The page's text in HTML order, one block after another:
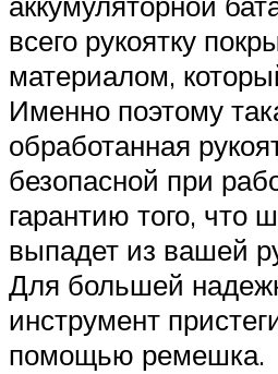
всего рукоятку
материалом,
Именно поэтому
обработанная
безопасной при
гарантию того, что
выпадет из вашей
Для большей
инструмент
помощью ремешка.